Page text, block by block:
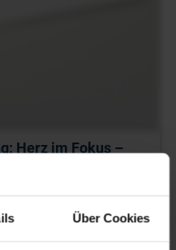
Über Cookies
Herz im Fokus –
im EKG
nach dem Anschauen